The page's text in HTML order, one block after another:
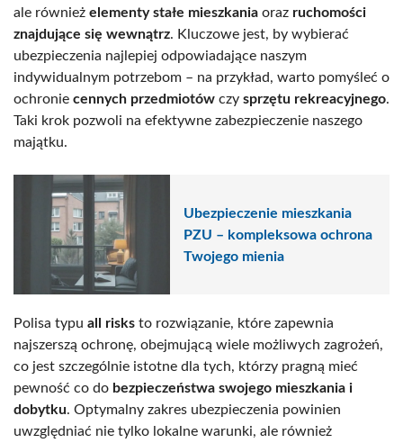
ale również elementy stałe mieszkania oraz ruchomości
znajdujące się wewnątrz. Kluczowe jest, by wybierać
ubezpieczenia najlepiej odpowiadające naszym
indywidualnym potrzebom – na przykład, warto pomyśleć o
ochronie cennych przedmiotów czy sprzętu rekreacyjnego.
Taki krok pozwoli na efektywne zabezpieczenie naszego
majątku.
Ubezpieczenie mieszkania
PZU – kompleksowa ochrona
Twojego mienia
Polisa typu all risks to rozwiązanie, które zapewnia
najszerszą ochronę, obejmującą wiele możliwych zagrożeń,
co jest szczególnie istotne dla tych, którzy pragną mieć
pewność co do bezpieczeństwa swojego mieszkania i
dobytku. Optymalny zakres ubezpieczenia powinien
uwzględniać nie tylko lokalne warunki, ale również